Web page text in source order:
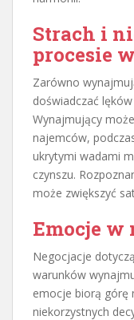
Strach i
procesie
Zarówno
doświadczać
Wynajmujący
najemców,
ukrytymi wadami
czynszu.
może zwiększyć
Emocje w
Negocjacje
warunków
emocje biorą górę
niekorzystnych